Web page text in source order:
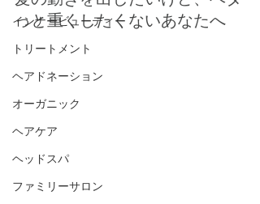
インナービューティー
トリートメント
ヘアドネーション
オーガニック
ヘアケア
ヘッドスパ
ファミリーサロン
っと重くしたくないあなたへ